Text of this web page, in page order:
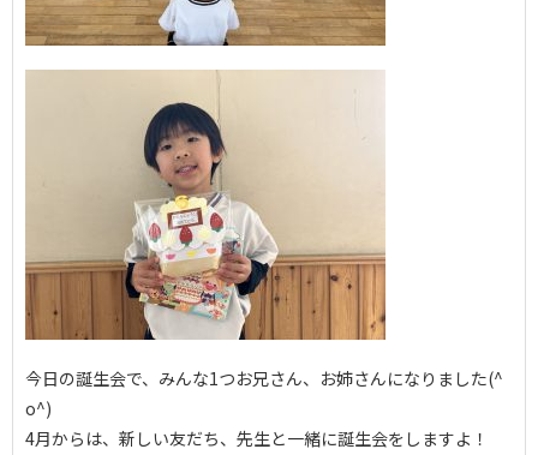
今日の誕生会で、みんな1つお兄さん、お姉さんになりました(^
o^)
4月からは、新しい友だち、先生と一緒に誕生会をしますよ！